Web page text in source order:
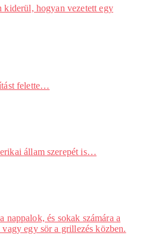
kiderül, hogyan vezetett egy
felette…
állam szerepét is…
nappalok, és sokak számára a
egy sör a grillezés közben.